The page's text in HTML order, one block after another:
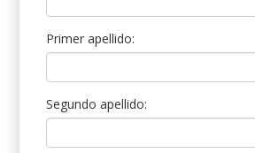
Primer apellido:
Segundo apellido: